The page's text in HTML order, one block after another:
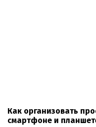
Как организовать
смартфоне и